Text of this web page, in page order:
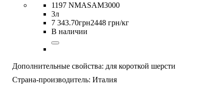
1197 NMASAM3000
3л
7 343.70грн2448 грн/кг
В наличии
Дополнительные свойства: для короткой шерсти
Страна-производитель: Италия